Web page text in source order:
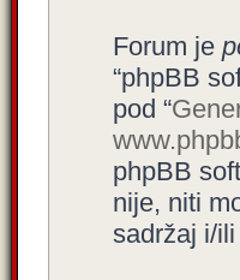
Forum je
“phpBB
pod “
phpBB
nije, niti
sadržaj i/